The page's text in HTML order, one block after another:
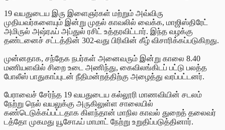
19 வயதுடைய இரு இளைஞர்கள் மற்றும் அவ்விரு
முதியவர்களையும் இன்று முதல் காவலில் வைக்க, மாஜிஸ்திரேட்
அமிருல் அஷ்ரஃப் அப்துல் ரசிட் உத்தரவிட்டார். இந்த வழக்கு
தண்டனைச் சட்டத்தின் 302-வது பிரிவின் கீழ் விசாரிக்கப்படுகிறது.
முன்னதாக, சந்தேக நபர்கள் அனைவரும் இன்று காலை 8.40
மணியளவில் சிறை உடை அணிந்து, கைவிலங்கிடப் பட்டு பலத்த
போலீஸ் பாதுகாப்புடன் நீதிமன்றத்திற்கு அழைத்து வரப்பட்டனர்.
பேராவைச் சேர்ந்த 19 வயதுடைய கல்லூரி மாணவியின் சடலம்
நேற்று நெல் வயலுக்கு அருகிலுள்ள சாலையில்
கண்டெடுக்கப்பட்டதாக கிளந்தான் மாநில காவல் துறைத் தலைவர்
டத்தோ முகமது யூசோஃப் மாமாட் நேற்று உறுதிப்படுத்தினார்.